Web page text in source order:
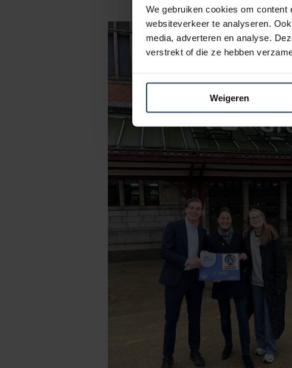
We gebruiken cookies om
websiteverkeer te analyseren.
media, adverteren en analyse.
verstrekt of die ze hebben
Weigeren